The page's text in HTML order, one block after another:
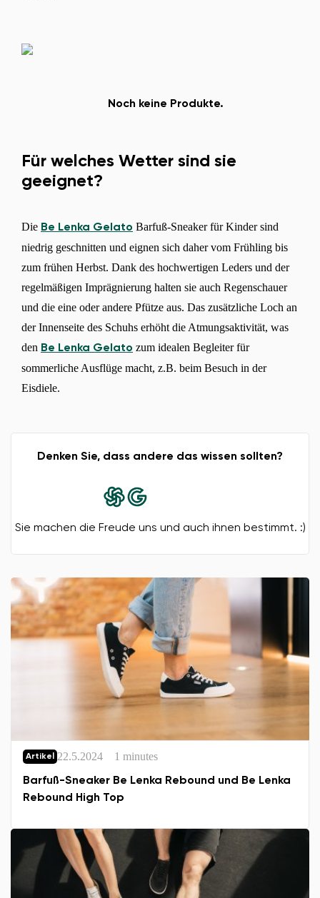
Noch keine Produkte.
Für welches Wetter sind sie
geeignet?
Die Be Lenka Gelato Barfuß-Sneaker für Kinder sind
niedrig geschnitten und eignen sich daher vom Frühling bis
zum frühen Herbst. Dank des hochwertigen Leders und der
regelmäßigen Imprägnierung halten sie auch Regenschauer
und die eine oder andere Pfütze aus. Das zusätzliche Loch an
der Innenseite des Schuhs erhöht die Atmungsaktivität, was
den Be Lenka Gelato zum idealen Begleiter für
sommerliche Ausflüge macht, z.B. beim Besuch in der
Eisdiele.
Denken Sie, dass andere das wissen sollten?
Sie machen die Freude uns und auch ihnen bestimmt. :)
Artikel 22.5.2024 1 minutes
Barfuß-Sneaker Be Lenka Rebound und Be Lenka
Rebound High Top